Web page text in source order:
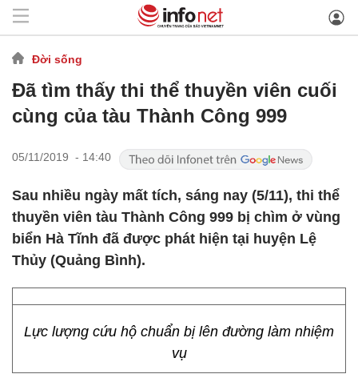
Đời sống
Đã tìm thấy thi thể thuyền viên cuối
cùng của tàu Thành Công 999
05/11/2019 - 14:40
Sau nhiều ngày mất tích, sáng nay (5/11), thi thể
thuyền viên tàu Thành Công 999 bị chìm ở vùng
biển Hà Tĩnh đã được phát hiện tại huyện Lệ
Thủy (Quảng Bình).
Lực lượng cứu hộ chuẩn bị lên đường làm nhiệm
vụ